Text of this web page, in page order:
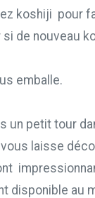
koshiji pour
si de nouveau
emballe.
un petit tour
laisse
disponible au